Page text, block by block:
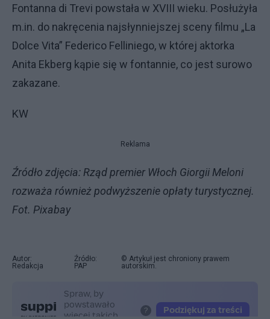
Fontanna di Trevi powstała w XVIII wieku. Posłużyła
m.in. do nakręcenia najsłynniejszej sceny filmu „La
Dolce Vita” Federico Felliniego, w której aktorka
Anita Ekberg kąpie się w fontannie, co jest surowo
zakazane.
KW
Reklama
Źródło zdjęcia: Rząd premier Włoch Giorgii Meloni
rozważa również podwyższenie opłaty turystycznej.
Fot. Pixabay
Autor:
Redakcja
Źródło:
PAP
© Artykuł jest chroniony prawem
autorskim.